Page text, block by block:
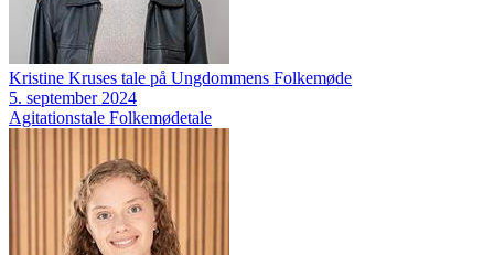
Kristine Kruses tale på Ungdommens Folkemøde
5. september 2024
Agitationstale Folkemødetale